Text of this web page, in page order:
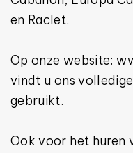
en Raclet.
Op onze website:
vindt u ons
gebruikt.
Ook voor het huren